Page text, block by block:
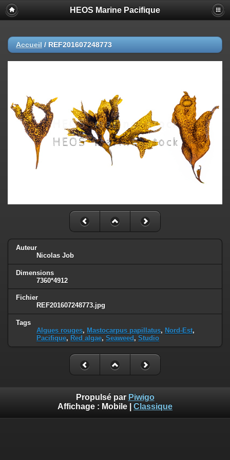
HEOS Marine Pacifique
Accueil / REF201607248773
Auteur
Nicolas Job
Dimensions
7360*4912
Fichier
REF201607248773.jpg
Tags
Algues rouges, Mastocarpus papillatus, Nord-Est,
Pacifique, Red algae, Seaweed , Studio
Propulsé par Piwigo
Affichage : Mobile Classique